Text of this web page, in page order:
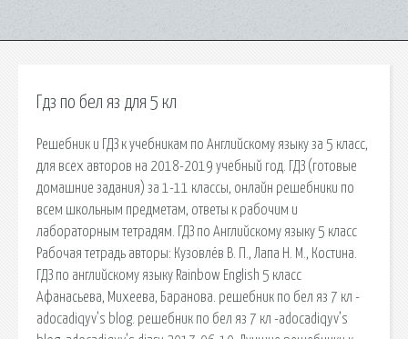
Гдз по бел яз для 5 кл
Решебник и ГДЗ к учебникам по Английскому языку за 5 класс,
для всех авторов на 2018-2019 учебный год. ГДЗ (готовые
домашние задания) за 1-11 классы, онлайн решебники по
всем школьным предметам, ответы к рабочим и
лабораторным тетрадям. ГДЗ по Английскому языку 5 класс
Рабочая тетрадь авторы: Кузовлёв В. П., Лапа Н. М., Костина.
ГДЗ по английскому языку Rainbow English 5 класс
Афанасьева, Михеева, Баранова. решебник по бел яз 7 кл -
adocadiqyv’s blog. решебник по бел яз 7 кл -adocadiqyv’s